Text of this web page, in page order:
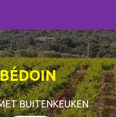
BUITENKEUKEN